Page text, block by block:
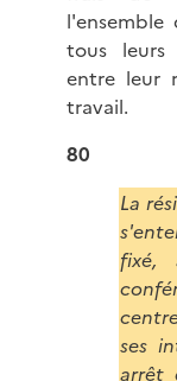
tous leurs
entre leur
travail.
80
La
fixé,
ses
arrêt